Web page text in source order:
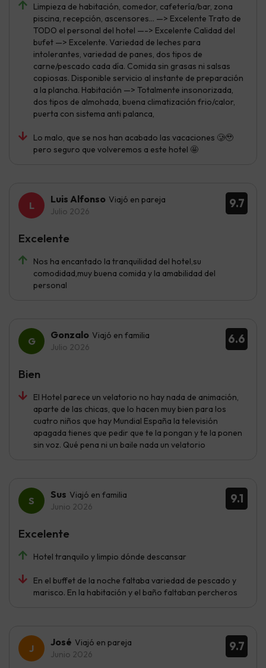
Limpieza de habitación, comedor, cafetería/bar, zona
piscina, recepción, ascensores… —> Excelente Trato de
TODO el personal del hotel —-> Excelente Calidad del
bufet —> Excelente. Variedad de leches para
intolerantes, variedad de panes, dos tipos de
carne/pescado cada día. Comida sin grasas ni salsas
copiosas. Disponible servicio al instante de preparación
a la plancha. Habitación —> Totalmente insonorizada,
dos tipos de almohada, buena climatización frio/calor,
puerta con sistema anti palanca,
Lo malo, que se nos han acabado las vacaciones 🥲🥹
pero seguro que volveremos a este hotel 🤩
9.7
Luis Alfonso Viajó en pareja
Julio 2026
Nos ha encantado la tranquilidad del hotel,su
comodidad,muy buena comida y la amabilidad del
personal
Excelente
6.6
Gonzalo Viajó en familia
Julio 2026
El Hotel parece un velatorio no hay nada de animación,
aparte de las chicas, que lo hacen muy bien para los
cuatro niños que hay Mundial España la televisión
apagada tienes que pedir que te la pongan y te la ponen
sin voz. Qué pena ni un baile nada un velatorio
Bien
9.1
Sus Viajó en familia
Junio 2026
Hotel tranquilo y limpio dónde descansar
En el buffet de la noche faltaba variedad de pescado y
marisco. En la habitación y el baño faltaban percheros
Excelente
9.7
José Viajó en pareja
Junio 2026